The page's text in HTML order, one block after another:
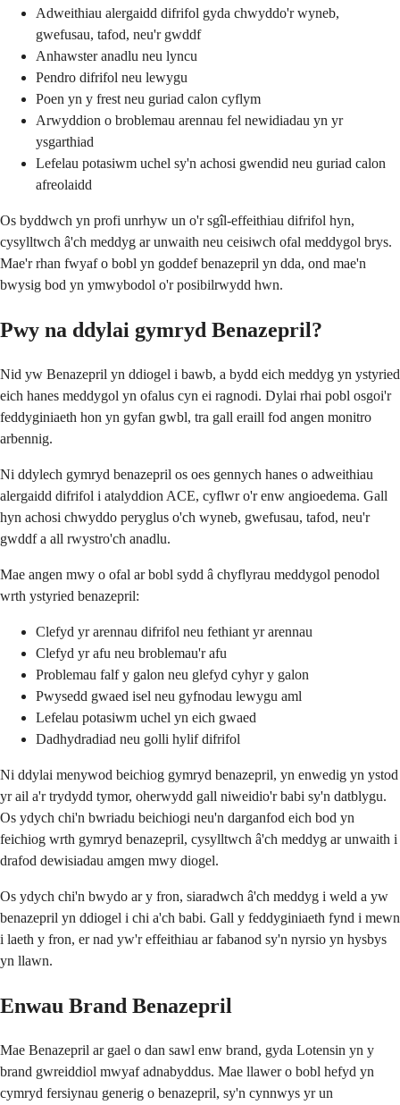
Adweithiau alergaidd difrifol gyda chwyddo'r wyneb,
gwefusau, tafod, neu'r gwddf
Anhawster anadlu neu lyncu
Pendro difrifol neu lewygu
Poen yn y frest neu guriad calon cyflym
Arwyddion o broblemau arennau fel newidiadau yn yr
ysgarthiad
Lefelau potasiwm uchel sy'n achosi gwendid neu guriad calon
afreolaidd
Os byddwch yn profi unrhyw un o'r sgîl-effeithiau difrifol hyn,
cysylltwch â'ch meddyg ar unwaith neu ceisiwch ofal meddygol brys.
Mae'r rhan fwyaf o bobl yn goddef benazepril yn dda, ond mae'n
bwysig bod yn ymwybodol o'r posibilrwydd hwn.
Pwy na ddylai gymryd Benazepril?
Nid yw Benazepril yn ddiogel i bawb, a bydd eich meddyg yn ystyried
eich hanes meddygol yn ofalus cyn ei ragnodi. Dylai rhai pobl osgoi'r
feddyginiaeth hon yn gyfan gwbl, tra gall eraill fod angen monitro
arbennig.
Ni ddylech gymryd benazepril os oes gennych hanes o adweithiau
alergaidd difrifol i atalyddion ACE, cyflwr o'r enw angioedema. Gall
hyn achosi chwyddo peryglus o'ch wyneb, gwefusau, tafod, neu'r
gwddf a all rwystro'ch anadlu.
Mae angen mwy o ofal ar bobl sydd â chyflyrau meddygol penodol
wrth ystyried benazepril:
Clefyd yr arennau difrifol neu fethiant yr arennau
Clefyd yr afu neu broblemau'r afu
Problemau falf y galon neu glefyd cyhyr y galon
Pwysedd gwaed isel neu gyfnodau lewygu aml
Lefelau potasiwm uchel yn eich gwaed
Dadhydradiad neu golli hylif difrifol
Ni ddylai menywod beichiog gymryd benazepril, yn enwedig yn ystod
yr ail a'r trydydd tymor, oherwydd gall niweidio'r babi sy'n datblygu.
Os ydych chi'n bwriadu beichiogi neu'n darganfod eich bod yn
feichiog wrth gymryd benazepril, cysylltwch â'ch meddyg ar unwaith i
drafod dewisiadau amgen mwy diogel.
Os ydych chi'n bwydo ar y fron, siaradwch â'ch meddyg i weld a yw
benazepril yn ddiogel i chi a'ch babi. Gall y feddyginiaeth fynd i mewn
i laeth y fron, er nad yw'r effeithiau ar fabanod sy'n nyrsio yn hysbys
yn llawn.
Enwau Brand Benazepril
Mae Benazepril ar gael o dan sawl enw brand, gyda Lotensin yn y
brand gwreiddiol mwyaf adnabyddus. Mae llawer o bobl hefyd yn
cymryd fersiynau generig o benazepril, sy'n cynnwys yr un